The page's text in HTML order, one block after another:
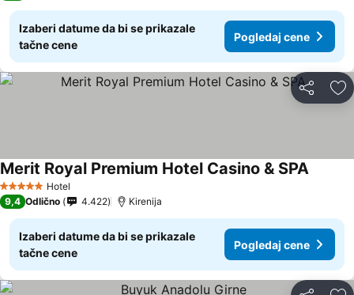
Izaberi datume da bi se prikazale
tačne cene
Pogledaj cene
Deli
5 ZvezdiceHotel
Merit Royal Premium Hotel Casino & SPA
9,4 Odlično 4.422 Kirenija
Izaberi datume da bi se prikazale
tačne cene
Pogledaj cene